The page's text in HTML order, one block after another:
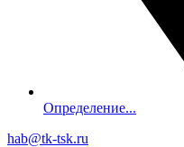
Определение...
hab@tk-tsk.ru